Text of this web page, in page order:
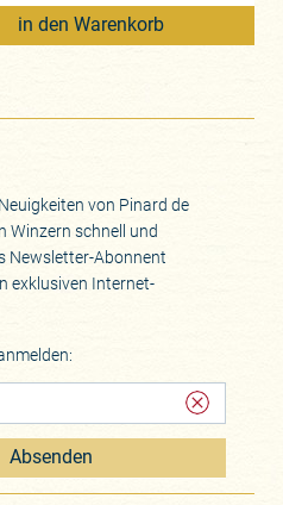
in den Warenkorb
von Pinard de
Winzern schnell und
Newsletter-Abonnent
exklusiven Internet-
Absenden